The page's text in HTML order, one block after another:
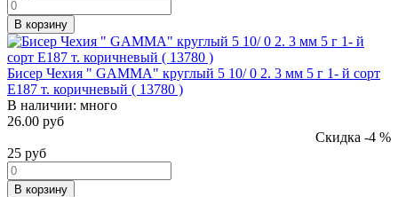
В корзину
Бисер Чехия " GAMMA" круглый 5 10/ 0 2. 3 мм 5 г 1- й сорт
E187 т. коричневый ( 13780 )
В наличии: много
26.00 руб
Скидка -4 %
25 руб
В корзину